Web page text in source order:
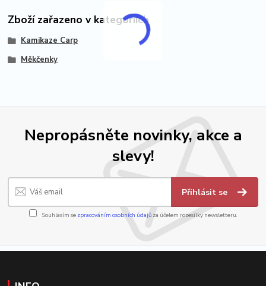
Zboží zařazeno v kategoriích
Kamikaze Carp
Měkčenky
Nepropásněte novinky, akce a
slevy!
Přihlásit se
Souhlasím se zpracováním osobních údajůza účelem rozesílky newsletteru.